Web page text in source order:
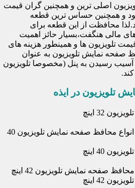
اصلی ترین و همچنین گران قیمت
و همچنین حساس ترین قطعه
محافظت از این قطعه برای
مالی هنگفت،بسیار حائز اهمیت
تلویزیون ها و همینطور هزینه های
صفحه نمایش تلویزیون به عنوان
آسیب رسیدن به پنل (مخصوصا تلویزیون
تلویزیون در ایذه
32 اینچ
قیمت و خرید اینترنتی انواع محافظ صفحه نمایش تلویزیون 40
40 اینچ
صفحه نمایش تلویزیون 42 اینچ
42 اینچ